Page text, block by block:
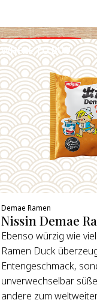
WHERE TO BUY
DETAILS
Demae Ramen
Nissin Demae
Ebenso würzig wie
Ramen Duck
Entengeschmack,
unverwechselbar
andere zum